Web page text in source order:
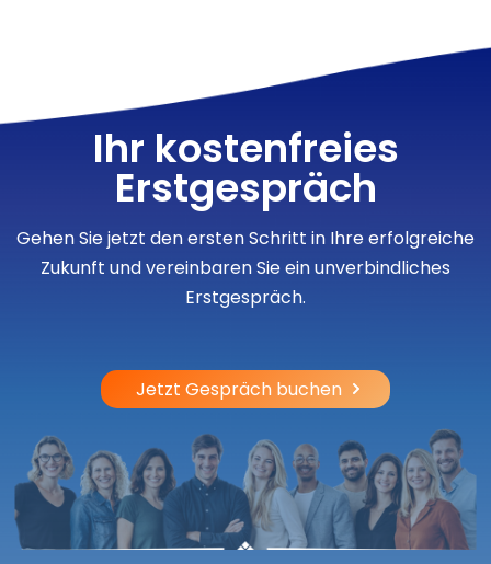
Ihr kostenfreies
Erstgespräch
Gehen Sie jetzt den ersten Schritt in Ihre erfolgreiche
Zukunft und vereinbaren Sie ein unverbindliches
Erstgespräch.
Jetzt Gespräch buchen